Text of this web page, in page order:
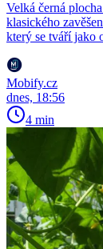
Velká černá
klasického
který se tváří jako
Mobify.cz
dnes, 18:56
4 min